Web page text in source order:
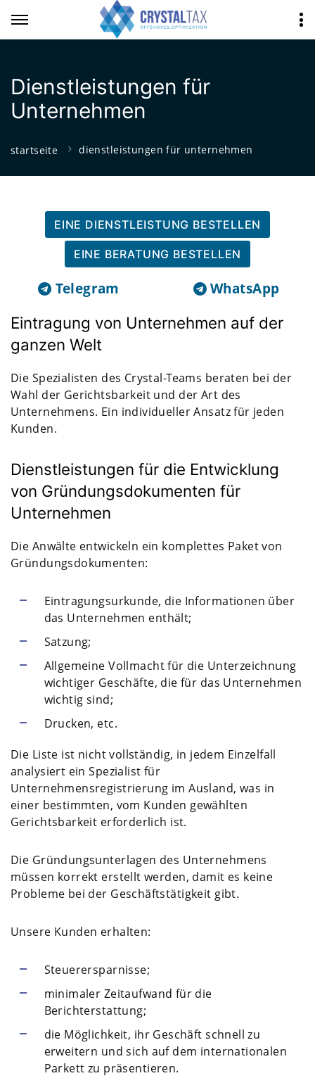
Dienstleistungen für
Unternehmen
startseite dienstleistungen für unternehmen
EINE DIENSTLEISTUNG BESTELLEN
EINE BERATUNG BESTELLEN
Telegram WhatsApp
Eintragung von Unternehmen auf der
ganzen Welt
Die Spezialisten des Crystal-Teams beraten bei der
Wahl der Gerichtsbarkeit und der Art des
Unternehmens. Ein individueller Ansatz für jeden
Kunden.
Dienstleistungen für die Entwicklung
von Gründungsdokumenten für
Unternehmen
Die Anwälte entwickeln ein komplettes Paket von
Gründungsdokumenten:
Eintragungsurkunde, die Informationen über
das Unternehmen enthält;
Satzung;
Allgemeine Vollmacht für die Unterzeichnung
wichtiger Geschäfte, die für das Unternehmen
wichtig sind;
Drucken, etc.
Die Liste ist nicht vollständig, in jedem Einzelfall
analysiert ein Spezialist für
Unternehmensregistrierung im Ausland, was in
einer bestimmten, vom Kunden gewählten
Gerichtsbarkeit erforderlich ist.
Die Gründungsunterlagen des Unternehmens
müssen korrekt erstellt werden, damit es keine
Probleme bei der Geschäftstätigkeit gibt.
Unsere Kunden erhalten:
Steuerersparnisse;
minimaler Zeitaufwand für die
Berichterstattung;
die Möglichkeit, ihr Geschäft schnell zu
erweitern und sich auf dem internationalen
Parkett zu präsentieren.